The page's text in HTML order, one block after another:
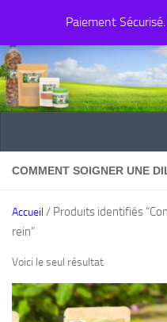
Paiement
Au dessous du contenu
COMMENT SOIGNER UNE
Accueil / Produits identifiés
rein”
Voici le seul résultat